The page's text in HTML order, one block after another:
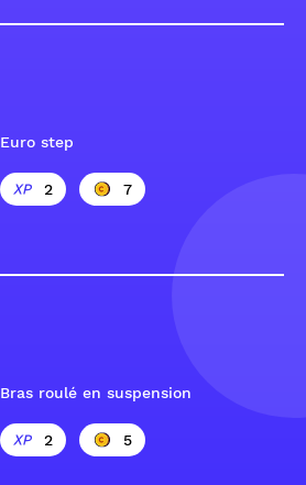
Euro step
2 7
Bras roulé en suspension
2 5